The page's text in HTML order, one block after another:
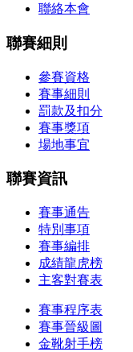
聯絡本會
聯賽細則
參賽資格
賽事細則
罰款及扣分
賽事獎項
場地事宜
聯賽資訊
賽事通告
特別事項
賽事編排
成績龍虎榜
主客對賽表
賽事程序表
賽事晉級圖
金靴射手榜